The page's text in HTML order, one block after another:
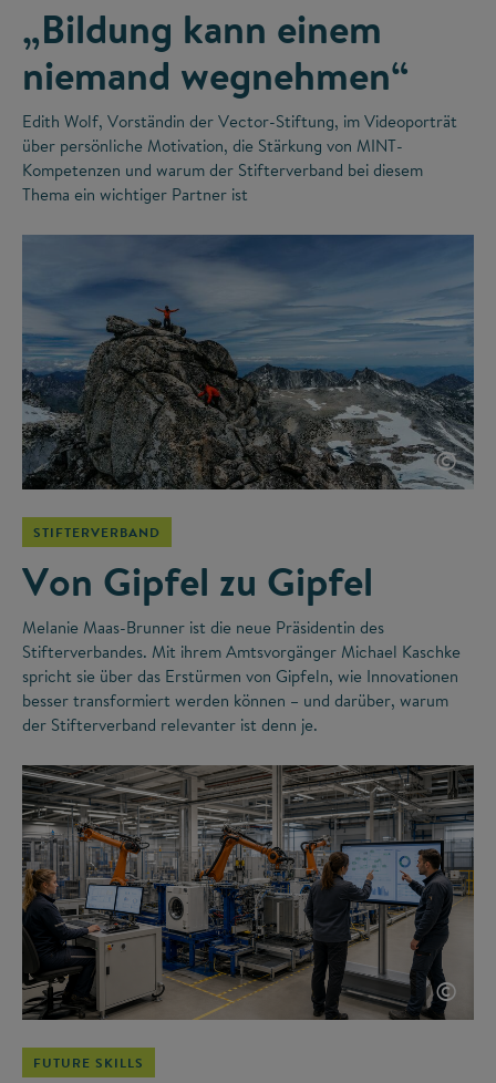
„Bildung kann einem
niemand wegnehmen“
Edith Wolf, Vorständin der Vector-Stiftung, im Videoporträt
über persönliche Motivation, die Stärkung von MINT-
Kompetenzen und warum der Stifterverband bei diesem
Thema ein wichtiger Partner ist
©
STIFTERVERBAND
Von Gipfel zu Gipfel
Melanie Maas-Brunner ist die neue Präsidentin des
Stifterverbandes. Mit ihrem Amtsvorgänger Michael Kaschke
spricht sie über das Erstürmen von Gipfeln, wie Innovationen
besser transformiert werden können – und darüber, warum
der Stifterverband relevanter ist denn je.
©
FUTURE SKILLS